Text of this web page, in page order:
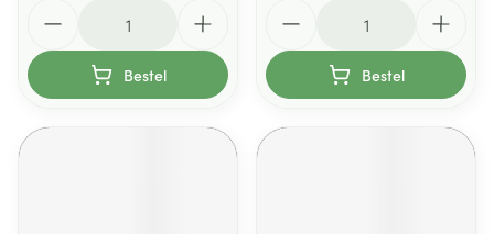
Bestel Bestel